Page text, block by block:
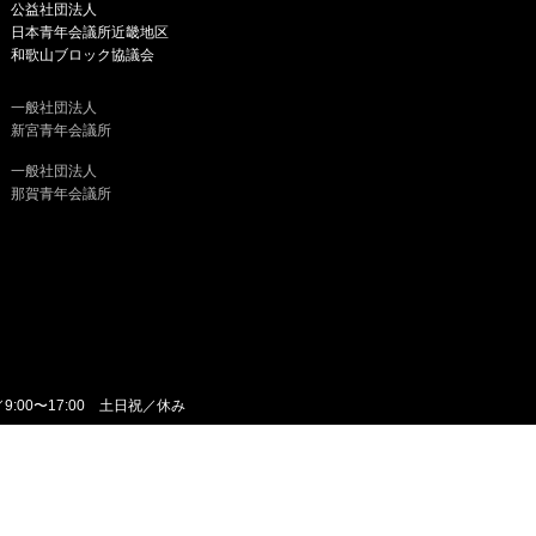
公益社団法人
日本青年会議所近畿地区
和歌山ブロック協議会
一般社団法人
新宮青年会議所
一般社団法人
那賀青年会議所
〜17:00 土日祝／休み